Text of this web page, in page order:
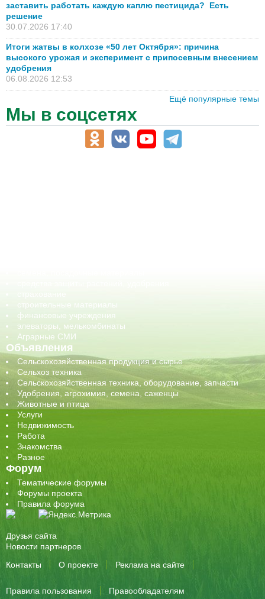
заставить работать каждую каплю пестицида? Есть
решение
30.07.2026 17:40
Итоги жатвы в колхозе «50 лет Октября»: причина
высокого урожая и эксперимент с припосевным внесением
удобрения
06.08.2026 12:53
Ещё популярные темы
Мы в соцсетях
строительные материалы
финансовые учреждения
элеваторы, мелькомбинаты
Аграрные СМИ
Объявления
Сельскохозяйственная продукция и сырье
Сельхоз техника
Сельскохозяйственная техника, оборудование, запчасти
Удобрения, агрохимия, семена, саженцы
Животные и птица
Услуги
Недвижимость
Работа
Знакомства
Разное
Форум
Тематические форумы
Форумы проекта
Правила форума
Друзья сайта
Новости партнеров
Контакты
О проекте Реклама на сайте
Правила пользования Правообладателям